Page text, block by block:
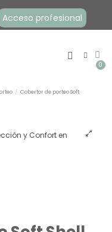
Acceso profesional
Cobertor de porteo Soft